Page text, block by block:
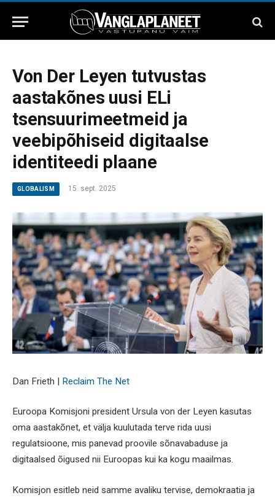
Von Der Leyen tutvustas
aastakõnes uusi ELi
tsensuurimeetmeid ja
veebipõhiseid digitaalse
identiteedi plaane
GLOBALISM 15. sept. 2025
Dan Frieth | Reclaim The Net
Euroopa Komisjoni president Ursula von der Leyen kasutas
oma aastakõnet, et välja kuulutada terve rida uusi
regulatsioone, mis panevad proovile sõnavabaduse ja
digitaalsed õigused nii Euroopas kui ka kogu maailmas.
Komisjon esitleb neid samme avaliku tervise, demokraatia ja